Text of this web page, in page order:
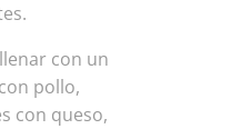
con un
pollo,
con queso,